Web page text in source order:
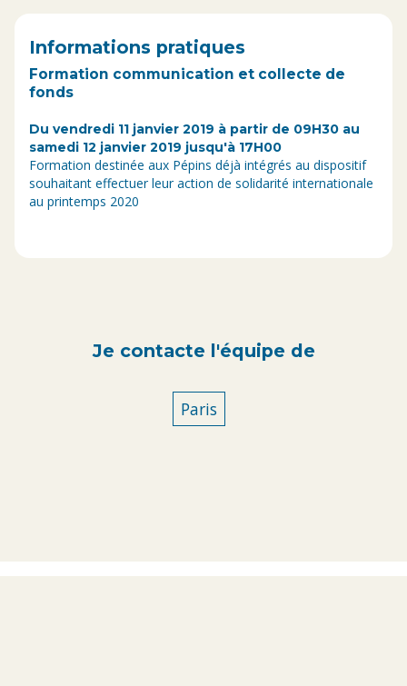
Informations pratiques
Formation communication et collecte de
fonds
Du vendredi 11 janvier 2019 à partir de 09H30 au
samedi 12 janvier 2019 jusqu'à 17H00
Formation destinée aux Pépins déjà intégrés au dispositif
souhaitant effectuer leur action de solidarité internationale
au printemps 2020
Je contacte l'équipe de
Paris